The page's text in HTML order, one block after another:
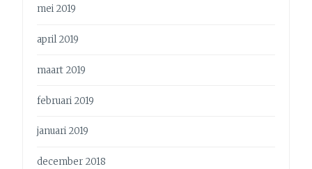
mei 2019
april 2019
maart 2019
februari 2019
januari 2019
december 2018